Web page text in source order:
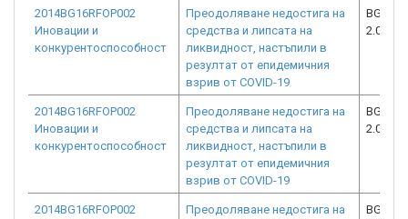
2014BG16RFOP002
Иновации и
конкурентоспособност
Преодоляване недостига на
средства и липсата на
ликвидност, настъпили в
резултат от епидемичния
взрив от COVID-19
2.073-
2014BG16RFOP002
Иновации и
конкурентоспособност
Преодоляване недостига на
средства и липсата на
ликвидност, настъпили в
резултат от епидемичния
взрив от COVID-19
2.073-
2014BG16RFOP002
Преодоляване недостига на